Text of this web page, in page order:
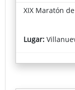
XIX Maratón
Lugar: